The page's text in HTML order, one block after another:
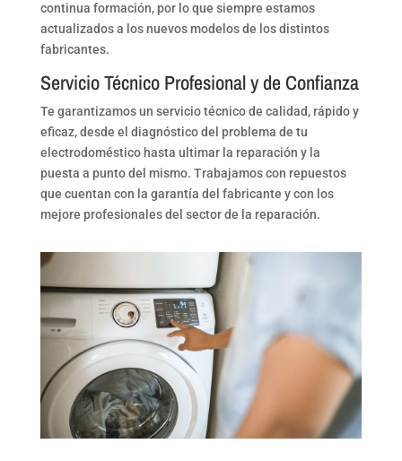
continua formación, por lo que siempre estamos
actualizados a los nuevos modelos de los distintos
fabricantes.
Servicio Técnico Profesional y de Confianza
Te garantizamos un servicio técnico de calidad, rápido y
eficaz, desde el diagnóstico del problema de tu
electrodoméstico hasta ultimar la reparación y la
puesta a punto del mismo. Trabajamos con repuestos
que cuentan con la garantía del fabricante y con los
mejore profesionales del sector de la reparación.